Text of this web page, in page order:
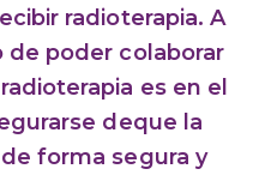
radioterapia. A
de poder colaborar
es en el
deque la
forma segura y